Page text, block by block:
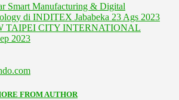
Smart Manufacturing & Digital
di INDITEX Jababeka 23 Ags 2023
TAIPEI CITY INTERNATIONAL
2023
FROM AUTHOR